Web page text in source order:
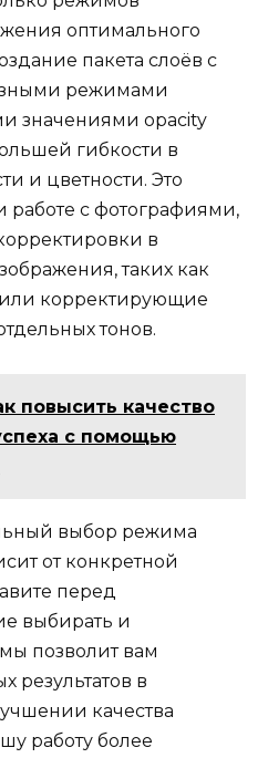
оптимального
пакета слоёв с
режимами
значениями opacity
гибкости в
и цветности. Это
работе с фотографиями,
в
таких как
корректирующие
тонов.
повысить качество
с помощью
выбор режима
от конкретной
перед
выбирать и
позволит вам
результатов в
качества
работу более